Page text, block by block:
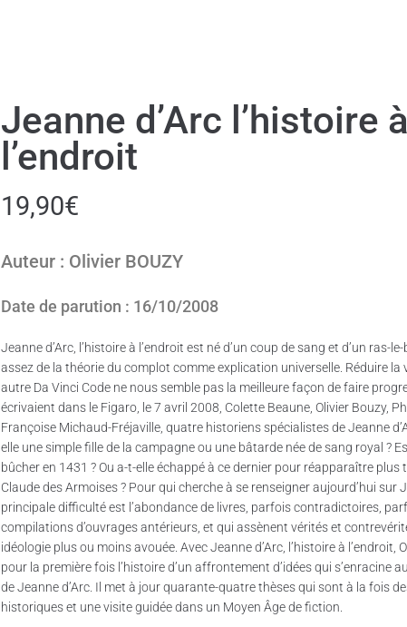
Jeanne d’Arc l’histoire à
l’endroit
19,90€
Auteur : Olivier BOUZY
Date de parution : 16/10/2008
Jeanne d’Arc, l’histoire à l’endroit est né d’un coup de sang et d’un ras-
assez de la théorie du complot comme explication universelle. Réduire la
autre Da Vinci Code ne nous semble pas la meilleure façon de faire
écrivaient dans le Figaro, le 7 avril 2008, Colette Beaune, Olivier Bouzy,
Françoise Michaud-Fréjaville, quatre historiens spécialistes de Jeanne
elle une simple fille de la campagne ou une bâtarde née de sang royal ?
bûcher en 1431 ? Ou a-t-elle échappé à ce dernier pour réapparaître plus
Claude des Armoises ? Pour qui cherche à se renseigner aujourd’hui sur
principale difficulté est l’abondance de livres, parfois contradictoires,
compilations d’ouvrages antérieurs, et qui assènent vérités et
idéologie plus ou moins avouée. Avec Jeanne d’Arc, l’histoire à l’endroit,
pour la première fois l’histoire d’un affrontement d’idées qui s’enracine
de Jeanne d’Arc. Il met à jour quarante-quatre thèses qui sont à la fois
historiques et une visite guidée dans un Moyen Âge de fiction.